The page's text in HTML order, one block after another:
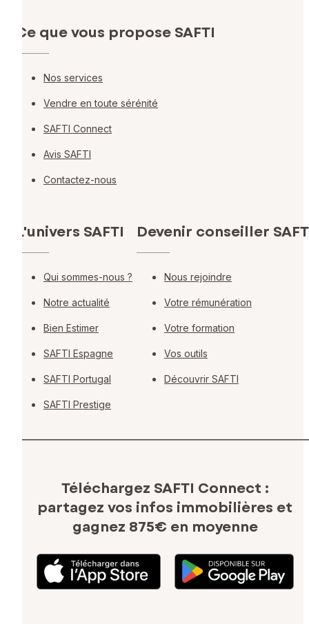
Ce que vous propose SAFTI
Nos services
Vendre en toute sérénité
SAFTI Connect
Avis SAFTI
Contactez-nous
L'univers SAFTI
Qui sommes-nous ?
Notre actualité
Bien Estimer
SAFTI Espagne
SAFTI Portugal
SAFTI Prestige
Devenir conseiller
Nous rejoindre
Votre rémunération
Votre formation
Vos outils
Découvrir SAFTI
Téléchargez SAFTI Connect :
partagez vos infos immobilières et
gagnez 875€ en moyenne